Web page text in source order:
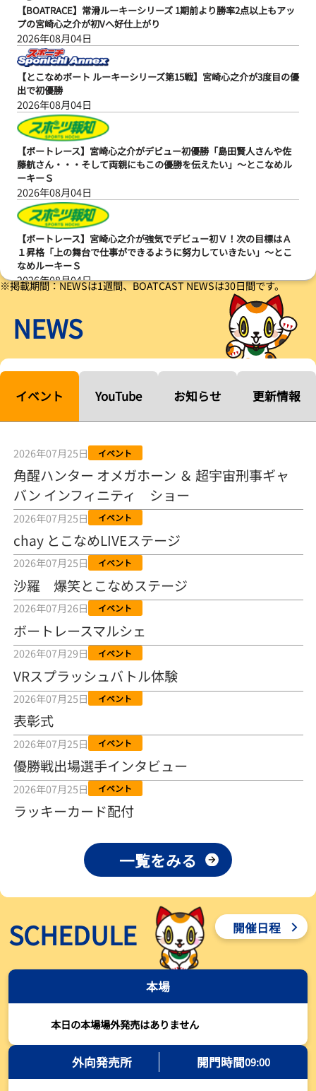
【BOATRACE】常滑ルーキーシリーズ 1期前より勝率2点以上もアッ
プの宮崎心之介が初Vへ好仕上がり
2026年08月04日
【とこなめボート ルーキーシリーズ第15戦】宮崎心之介が3度目の優
出で初優勝
2026年08月04日
【ボートレース】宮崎心之介がデビュー初優勝「島田賢人さんや佐
藤航さん・・・そして両親にもこの優勝を伝えたい」～とこなめル
ーキーＳ
2026年08月04日
【ボートレース】宮崎心之介が強気でデビュー初Ｖ！次の目標はＡ
１昇格「上の舞台で仕事ができるように努力していきたい」～とこ
なめルーキーＳ
2026年08月04日
【ルーキーシリーズ第15戦】塚越海斗「伸びを生かす方向で」4カド
から攻める／とこなめボートレース
【常滑ボート・ルーキーＳ】宮崎心之介 うれしいデビュー初優勝
「このままＡ１になれるように」
2026年08月04日
ド！／常滑ボート
2026年08月04日
【ボートレース】「しょっぱいですね」初優勝の宮崎心之介が水神
祭で満面の笑み／常滑 - 日刊スポーツ
2026年08月04日
【ボート】とこなめルーキーＳ 宮崎心之介がデビューから１年９カ
月で初優勝
2026年08月04日
【ボートレース】12R優勝戦のスタート特訓実施 初Ｖ目指す宮崎心
之介の仕上がり上々／常滑 - 日刊スポーツ
2026年08月04日
【とこなめボート ルーキーシリーズ第15戦】荒木颯斗 当地フレッシ
ュルーキーが初Vで恩返しを
2026年08月03日
【とこなめボート】ういちの「好配招き猫」ルーキーシリーズ第15
戦～自分の収支状況も想定してこそ〝本物の予想〟！／ボートレー
ス
2026年08月03日
【ボートレース】荒木颯斗が地元唯一の優出！３号艇でデビュー初
Ｖ狙う「自分の好きな感じになっている」～とこなめルーキーＳ
【ボートレース】訓練中の大けが乗り越えデビューした宮崎心之介
が初Ｖ王手「１枠なら負けないと思います」～とこなめルーキーＳ
2026年08月03日
【常滑ボート・ルーキーＳ】津田陸翔はリング交換で気配一変「初
優勝目指して頑張ります」
【とこなめボート・岩瀬仁紀さんコラム】最後は塚越海斗に注目、
【ボートレース】荒木颯斗が地元勢でただ１人優出果たす「地元で
初優勝したい」／常滑 - 日刊スポーツ
2026年08月03日
※掲載期間：NEWSは1週間、BOATCAST NEWSは30日間です。
NEWS
イベント YouTube お知らせ 更新情報
2026年07月25日 イベント
角醒ハンター オメガホーン ＆ 超宇宙刑事ギャ
バン インフィニティ ショー
2026年07月25日 イベント
chay とこなめLIVEステージ
2026年07月25日 イベント
沙羅 爆笑とこなめステージ
2026年07月26日 イベント
ボートレースマルシェ
2026年07月29日 イベント
VRスプラッシュバトル体験
2026年07月25日 イベント
表彰式
2026年07月25日 イベント
優勝戦出場選手インタビュー
2026年07月25日 イベント
ラッキーカード配付
一覧をみる
SCHEDULE 開催日程
本場
本日の本場場外発売はありません
外向発売所 開門時間09:00